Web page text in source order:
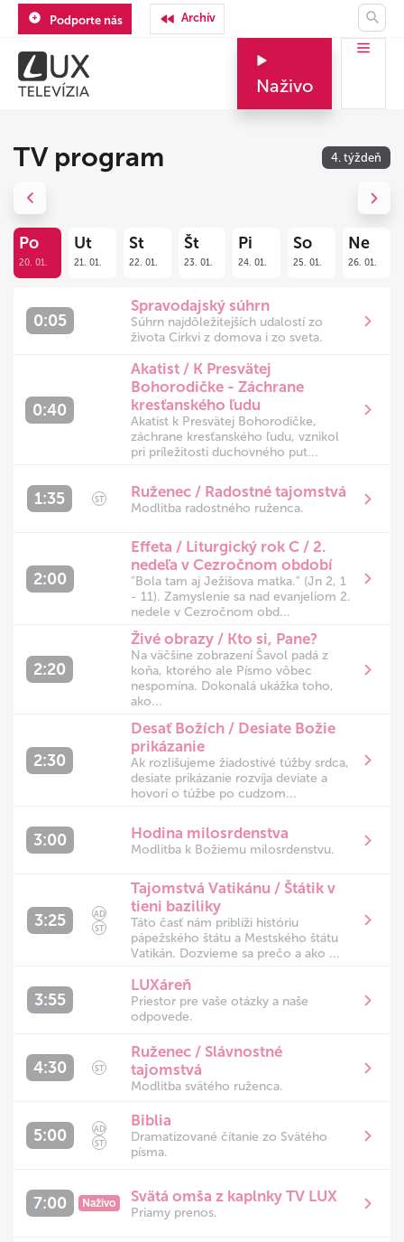
Podporte nás Archív
Naživo
TV program 4. týždeň
Po
20. 01.
Ut
21. 01.
St
22. 01.
Št
23. 01.
Pi
24. 01.
So
25. 01.
Ne
26. 01.
Previous Next
0:05
Spravodajský súhrn
Súhrn najdôležitejších udalostí zo
života Cirkvi z domova i zo sveta.
0:40
Akatist / K Presvätej
Bohorodičke - Záchrane
kresťanského ľudu
Akatist k Presvätej Bohorodičke,
záchrane kresťanského ľudu, vznikol
pri príležitosti duchovného put...
1:35 ST Ruženec / Radostné tajomstvá
Modlitba radostného ruženca.
2:00
Effeta / Liturgický rok C / 2.
nedeľa v Cezročnom období
"Bola tam aj Ježišova matka." (Jn 2, 1
- 11). Zamyslenie sa nad evanjeliom 2.
nedele v Cezročnom obd...
2:20
Živé obrazy / Kto si, Pane?
Na väčšine zobrazení Šavol padá z
koňa, ktorého ale Písmo vôbec
nespomína. Dokonalá ukážka toho,
ako...
2:30
Desať Božích / Desiate Božie
prikázanie
Ak rozlišujeme žiadostivé túžby srdca,
desiate prikázanie rozvíja deviate a
hovorí o túžbe po cudzom...
3:00 Hodina milosrdenstva
Modlitba k Božiemu milosrdenstvu.
3:25
AD
ST
Tajomstvá Vatikánu / Štátik v
tieni baziliky
Táto časť nám priblíži históriu
pápežského štátu a Mestského štátu
Vatikán. Dozvieme sa prečo a ako ...
3:55
LUXáreň
Priestor pre vaše otázky a naše
odpovede.
4:30 ST
Ruženec / Slávnostné
tajomstvá
Modlitba svätého ruženca.
5:00
AD
ST
Biblia
Dramatizované čítanie zo Svätého
písma.
7:00 Naživo Svätá omša z kaplnky TV LUX
Priamy prenos.